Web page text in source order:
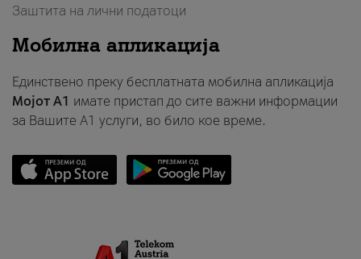
Заштита на лични податоци
Мобилна апликација
Единствено преку бесплатната мобилна апликација
Мојот A1 имате пристап до сите важни информации
за Вашите A1 услуги, во било кое време.